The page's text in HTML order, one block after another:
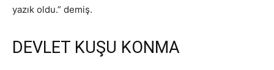
yazık oldu.” demiş.
DEVLET KUŞU KONMA